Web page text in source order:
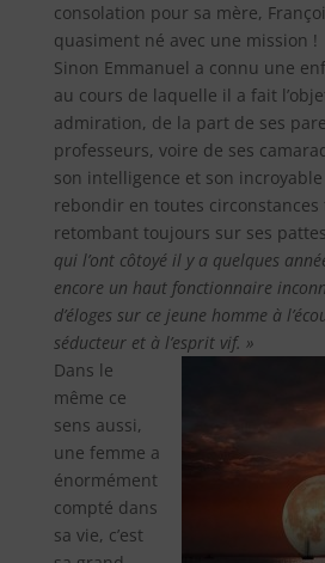
consolation pour sa mère,
quasiment né avec une mission !
Sinon Emmanuel a connu une
au cours de laquelle il a fait
admiration, de la part de ses
professeurs, voire de ses
son intelligence et son
rebondir en toutes
retombant toujours sur ses
qui l’ont côtoyé il y a quelques
encore un haut fonctionnaire
d’éloges sur ce jeune homme à
séducteur et à l’esprit vif. »
Dans le
même ce
sens aussi,
une femme a
énormément
compté dans
sa vie, c’est